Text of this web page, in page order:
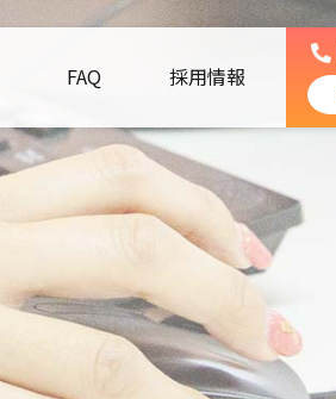
FAQ 採用情報